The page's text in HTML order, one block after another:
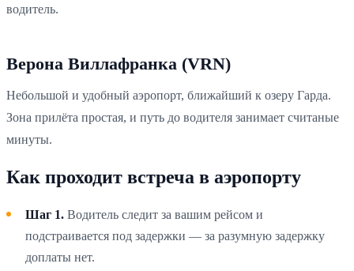
водитель.
Верона Виллафранка (VRN)
Небольшой и удобный аэропорт, ближайший к озеру Гарда.
Зона прилёта простая, и путь до водителя занимает считаные
минуты.
Как проходит встреча в аэропорту
Шаг 1. Водитель следит за вашим рейсом и
подстраивается под задержки — за разумную задержку
доплаты нет.